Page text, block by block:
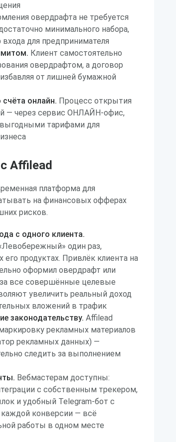
овердрафта не требуется
минимального набора,
для предпринимателя
Клиент самостоятельно
овердрафтом, а договор
от лишней бумажной
онлайн. Процесс открытия
— через сервис ОНЛАЙН-офис,
выгодными тарифами для
Affilead
платформа для
на финансовых офферах
рисков.
с одного клиента.
один раз,
продуктах. Привлёк клиента на
оформил овердрафт или
все совершённые целевые
увеличить реальный доход
вложений в трафик
законодательству. Affilead
рекламных материалов
рекламных данных) —
следить за выполнением
Вебмастерам доступны:
с собственным трекером,
и удобный Telegram-бот с
конверсии — всё
работы в одном месте